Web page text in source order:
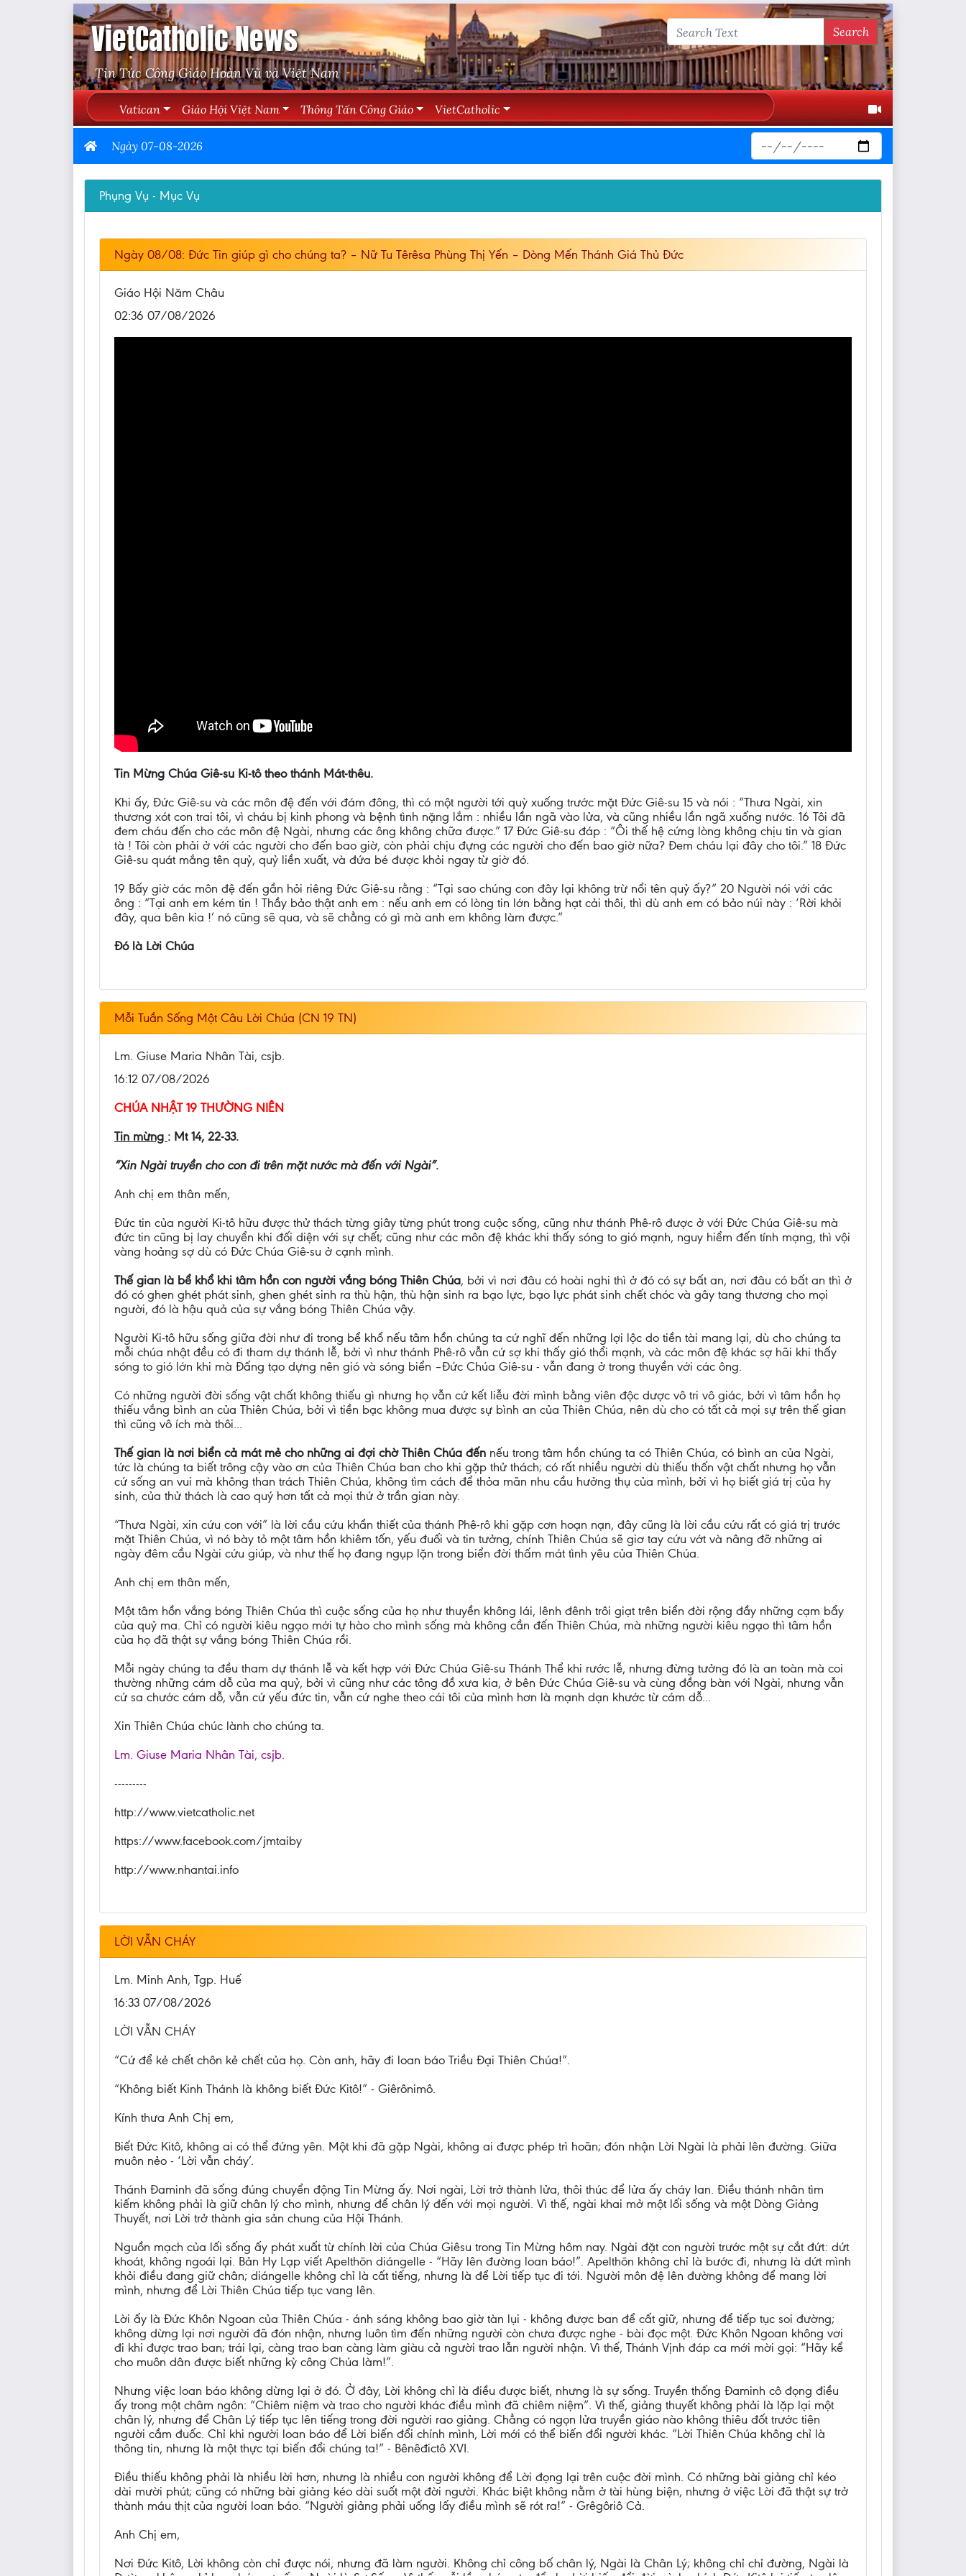
VietCatholic News
Tin Tức Công Giáo Hoàn Vũ và Việt Nam
Search
Vatican Giáo Hội Việt Nam Thông Tấn Công Giáo VietCatholic
Ngày 07-08-2026
Phụng Vụ - Mục Vụ
Ngày 08/08: Đức Tin giúp gì cho chúng ta? – Nữ Tu Têrêsa Phùng Thị Yến – Dòng Mến Thánh Giá Thủ Đức
Giáo Hội Năm Châu
02:36 07/08/2026
Tin Mừng Chúa Giê-su Ki-tô theo thánh Mát-thêu.
Khi ấy, Đức Giê-su và các môn đệ đến với đám đông, thì có một người tới quỳ xuống trước mặt Đức Giê-su 15 và nói : “Thưa Ngài, xin
thương xót con trai tôi, vì cháu bị kinh phong và bệnh tình nặng lắm : nhiều lần ngã vào lửa, và cũng nhiều lần ngã xuống nước. 16 Tôi đã
đem cháu đến cho các môn đệ Ngài, nhưng các ông không chữa được.” 17 Đức Giê-su đáp : “Ôi thế hệ cứng lòng không chịu tin và gian
tà ! Tôi còn phải ở với các người cho đến bao giờ, còn phải chịu đựng các người cho đến bao giờ nữa? Đem cháu lại đây cho tôi.” 18 Đức
Giê-su quát mắng tên quỷ, quỷ liền xuất, và đứa bé được khỏi ngay từ giờ đó.
19 Bấy giờ các môn đệ đến gần hỏi riêng Đức Giê-su rằng : “Tại sao chúng con đây lại không trừ nổi tên quỷ ấy?” 20 Người nói với các
ông : “Tại anh em kém tin ! Thầy bảo thật anh em : nếu anh em có lòng tin lớn bằng hạt cải thôi, thì dù anh em có bảo núi này : ‘Rời khỏi
đây, qua bên kia !’ nó cũng sẽ qua, và sẽ chẳng có gì mà anh em không làm được.”
Đó là Lời Chúa
Mỗi Tuần Sống Một Câu Lời Chúa (CN 19 TN)
Lm. Giuse Maria Nhân Tài, csjb.
16:12 07/08/2026
CHÚA NHẬT 19 THƯỜNG NIÊN
Tin mừng : Mt 14, 22-33.
“Xin Ngài truyền cho con đi trên mặt nước mà đến với Ngài”.
Anh chị em thân mến,
Đức tin của người Ki-tô hữu được thử thách từng giây từng phút trong cuộc sống, cũng như thánh Phê-rô được ở với Đức Chúa Giê-su mà
đức tin cũng bị lay chuyển khi đối diện với sự chết; cũng như các môn đệ khác khi thấy sóng to gió mạnh, nguy hiểm đến tính mạng, thì vội
vàng hoảng sợ dù có Đức Chúa Giê-su ở cạnh mình.
Thế gian là bể khổ khi tâm hồn con người vắng bóng Thiên Chúa, bởi vì nơi đâu có hoài nghi thì ở đó có sự bất an, nơi đâu có bất an thì ở
đó có ghen ghét phát sinh, ghen ghét sinh ra thù hận, thù hận sinh ra bạo lực, bạo lực phát sinh chết chóc và gây tang thương cho mọi
người, đó là hậu quả của sự vắng bóng Thiên Chúa vậy.
Người Ki-tô hữu sống giữa đời như đi trong bể khổ nếu tâm hồn chúng ta cứ nghĩ đến những lợi lộc do tiền tài mang lại, dù cho chúng ta
mỗi chúa nhật đều có đi tham dự thánh lễ, bởi vì như thánh Phê-rô vẫn cứ sợ khi thấy gió thổi mạnh, và các môn đệ khác sợ hãi khi thấy
sóng to gió lớn khi mà Đấng tạo dựng nên gió và sóng biển –Đức Chúa Giê-su - vẫn đang ở trong thuyền với các ông.
Có những người đời sống vật chất không thiếu gì nhưng họ vẫn cứ kết liễu đời mình bằng viên độc dược vô tri vô giác, bởi vì tâm hồn họ
thiếu vắng bình an của Thiên Chúa, bởi vì tiền bạc không mua được sự bình an của Thiên Chúa, nên dù cho có tất cả mọi sự trên thế gian
thì cũng vô ích mà thôi...
Thế gian là nơi biển cả mát mẻ cho những ai đợi chờ Thiên Chúa đến nếu trong tâm hồn chúng ta có Thiên Chúa, có bình an của Ngài,
tức là chúng ta biết trông cậy vào ơn của Thiên Chúa ban cho khi gặp thử thách; có rất nhiều người dù thiếu thốn vật chất nhưng họ vẫn
cứ sống an vui mà không than trách Thiên Chúa, không tìm cách để thỏa mãn nhu cầu hưởng thụ của mình, bởi vì họ biết giá trị của hy
sinh, của thử thách là cao quý hơn tất cả mọi thứ ở trần gian này.
“Thưa Ngài, xin cứu con với” là lời cầu cứu khẩn thiết của thánh Phê-rô khi gặp cơn hoạn nạn, đây cũng là lời cầu cứu rất có giá trị trước
mặt Thiên Chúa, vì nó bày tỏ một tâm hồn khiêm tốn, yếu đuối và tin tưởng, chính Thiên Chúa sẽ giơ tay cứu vớt và nâng đỡ những ai
ngày đêm cầu Ngài cứu giúp, và như thế họ đang ngụp lặn trong biển đời thấm mát tình yêu của Thiên Chúa.
Anh chị em thân mến,
Một tâm hồn vắng bóng Thiên Chúa thì cuộc sống của họ như thuyền không lái, lênh đênh trôi giạt trên biển đời rộng đầy những cạm bẩy
của quỷ ma. Chỉ có người kiêu ngạo mới tự hào cho mình sống mà không cần đến Thiên Chúa, mà những người kiêu ngạo thì tâm hồn
của họ đã thật sự vắng bóng Thiên Chúa rồi.
Mỗi ngày chúng ta đều tham dự thánh lễ và kết hợp với Đức Chúa Giê-su Thánh Thể khi rước lễ, nhưng đừng tưởng đó là an toàn mà coi
thường những cám dỗ của ma quỷ, bởi vì cũng như các tông đồ xưa kia, ở bên Đức Chúa Giê-su và cùng đồng bàn với Ngài, nhưng vẫn
cứ sa chước cám dỗ, vẫn cứ yếu đức tin, vẫn cứ nghe theo cái tôi của mình hơn là mạnh dạn khước từ cám dỗ...
Xin Thiên Chúa chúc lành cho chúng ta.
Lm. Giuse Maria Nhân Tài, csjb.
---------
http://www.vietcatholic.net
https://www.facebook.com/jmtaiby
http://www.nhantai.info
LỜI VẪN CHÁY
Lm. Minh Anh, Tgp. Huế
16:33 07/08/2026
LỜI VẪN CHÁY
“Cứ để kẻ chết chôn kẻ chết của họ. Còn anh, hãy đi loan báo Triều Đại Thiên Chúa!”.
“Không biết Kinh Thánh là không biết Đức Kitô!” - Giêrônimô.
Kính thưa Anh Chị em,
Biết Đức Kitô, không ai có thể đứng yên. Một khi đã gặp Ngài, không ai được phép trì hoãn; đón nhận Lời Ngài là phải lên đường. Giữa
muôn nẻo - ‘Lời vẫn cháy’.
Thánh Đaminh đã sống đúng chuyển động Tin Mừng ấy. Nơi ngài, Lời trở thành lửa, thôi thúc để lửa ấy cháy lan. Điều thánh nhân tìm
kiếm không phải là giữ chân lý cho mình, nhưng để chân lý đến với mọi người. Vì thế, ngài khai mở một lối sống và một Dòng Giảng
Thuyết, nơi Lời trở thành gia sản chung của Hội Thánh.
Nguồn mạch của lối sống ấy phát xuất từ chính lời của Chúa Giêsu trong Tin Mừng hôm nay. Ngài đặt con người trước một sự cắt đứt: dứt
khoát, không ngoái lại. Bản Hy Lạp viết Apelthōn diángelle - “Hãy lên đường loan báo!”. Apelthōn không chỉ là bước đi, nhưng là dứt mình
khỏi điều đang giữ chân; diángelle không chỉ là cất tiếng, nhưng là để Lời tiếp tục đi tới. Người môn đệ lên đường không để mang lời
mình, nhưng để Lời Thiên Chúa tiếp tục vang lên.
Lời ấy là Đức Khôn Ngoan của Thiên Chúa - ánh sáng không bao giờ tàn lụi - không được ban để cất giữ, nhưng để tiếp tục soi đường;
không dừng lại nơi người đã đón nhận, nhưng luôn tìm đến những người còn chưa được nghe - bài đọc một. Đức Khôn Ngoan không vơi
đi khi được trao ban; trái lại, càng trao ban càng làm giàu cả người trao lẫn người nhận. Vì thế, Thánh Vịnh đáp ca mới mời gọi: “Hãy kể
cho muôn dân được biết những kỳ công Chúa làm!”.
Nhưng việc loan báo không dừng lại ở đó. Ở đây, Lời không chỉ là điều được biết, nhưng là sự sống. Truyền thống Đaminh cô đọng điều
ấy trong một châm ngôn: “Chiêm niệm và trao cho người khác điều mình đã chiêm niệm”. Vì thế, giảng thuyết không phải là lặp lại một
chân lý, nhưng để Chân Lý tiếp tục lên tiếng trong đời người rao giảng. Chẳng có ngọn lửa truyền giáo nào không thiêu đốt trước tiên
người cầm đuốc. Chỉ khi người loan báo để Lời biến đổi chính mình, Lời mới có thể biến đổi người khác. “Lời Thiên Chúa không chỉ là
thông tin, nhưng là một thực tại biến đổi chúng ta!” - Bênêđictô XVI.
Điều thiếu không phải là nhiều lời hơn, nhưng là nhiều con người không để Lời đọng lại trên cuộc đời mình. Có những bài giảng chỉ kéo
dài mười phút; cũng có những bài giảng kéo dài suốt một đời người. Khác biệt không nằm ở tài hùng biện, nhưng ở việc Lời đã thật sự trở
thành máu thịt của người loan báo. “Người giảng phải uống lấy điều mình sẽ rót ra!” - Grêgôriô Cả.
Anh Chị em,
Nơi Đức Kitô, Lời không còn chỉ được nói, nhưng đã làm người. Không chỉ công bố chân lý, Ngài là Chân Lý; không chỉ chỉ đường, Ngài là